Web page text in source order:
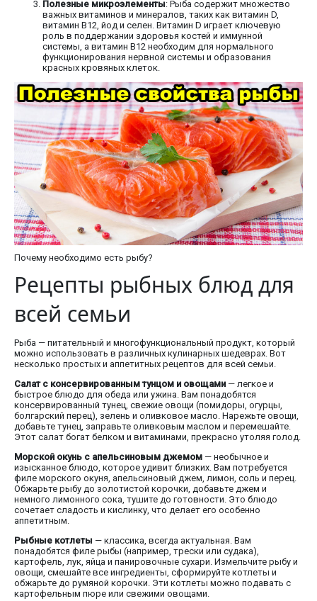
Полезные микроэлементы: Рыба содержит множество
важных витаминов и минералов, таких как витамин D,
витамин B12, йод и селен. Витамин D играет ключевую
роль в поддержании здоровья костей и иммунной
системы, а витамин B12 необходим для нормального
функционирования нервной системы и образования
красных кровяных клеток.
Почему необходимо есть рыбу?
Рецепты рыбных блюд для
всей семьи
Рыба — питательный и многофункциональный продукт, который
можно использовать в различных кулинарных шедеврах. Вот
несколько простых и аппетитных рецептов для всей семьи.
Салат с консервированным тунцом и овощами — легкое и
быстрое блюдо для обеда или ужина. Вам понадобятся
консервированный тунец, свежие овощи (помидоры, огурцы,
болгарский перец), зелень и оливковое масло. Нарежьте овощи,
добавьте тунец, заправьте оливковым маслом и перемешайте.
Этот салат богат белком и витаминами, прекрасно утоляя голод.
Морской окунь с апельсиновым джемом — необычное и
изысканное блюдо, которое удивит близких. Вам потребуется
филе морского окуня, апельсиновый джем, лимон, соль и перец.
Обжарьте рыбу до золотистой корочки, добавьте джем и
немного лимонного сока, тушите до готовности. Это блюдо
сочетает сладость и кислинку, что делает его особенно
аппетитным.
Рыбные котлеты — классика, всегда актуальная. Вам
понадобятся филе рыбы (например, трески или судака),
картофель, лук, яйца и панировочные сухари. Измельчите рыбу и
овощи, смешайте все ингредиенты, сформируйте котлеты и
обжарьте до румяной корочки. Эти котлеты можно подавать с
картофельным пюре или свежими овощами.